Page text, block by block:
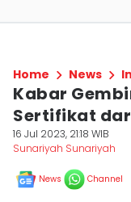
Home News
Kabar
Sertifikat
16 Jul 2023, 21:18 WIB
Sunariyah Sunariyah
News Channel